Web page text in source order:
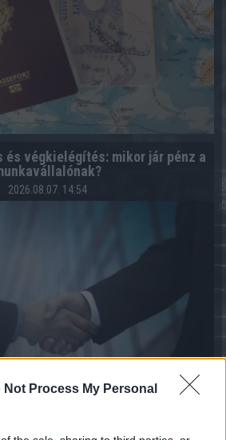
Not Process My Personal
és végkielégítés: mikor jár pénz a
2026.08.07. 14:54